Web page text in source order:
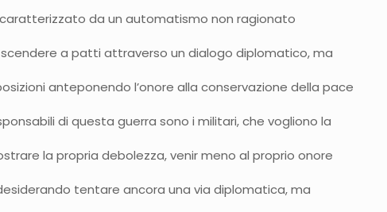
da un automatismo non ragionato
a patti attraverso un dialogo diplomatico, ma
anteponendo l’onore alla conservazione della pace
di questa guerra sono i militari, che vogliono la
la propria debolezza, venir meno al proprio onore
tentare ancora una via diplomatica, ma